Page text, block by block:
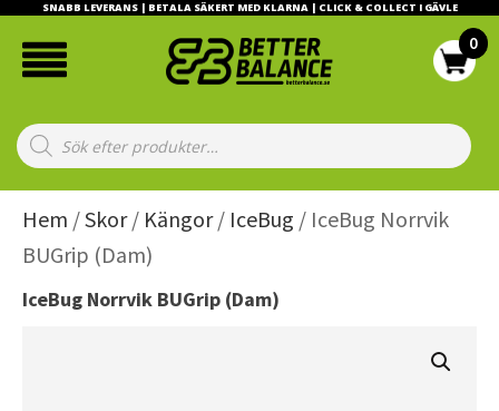
SNABB LEVERANS | BETALA SÄKERT MED KLARNA | CLICK & COLLECT I GÄVLE
Products
search
Hem /Skor/ Kängor/ IceBug / IceBug Norrvik
BUGrip (Dam)
IceBug Norrvik BUGrip (Dam)